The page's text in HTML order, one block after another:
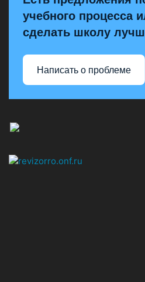
учебного процесса
сделать школу
Написать о проблеме